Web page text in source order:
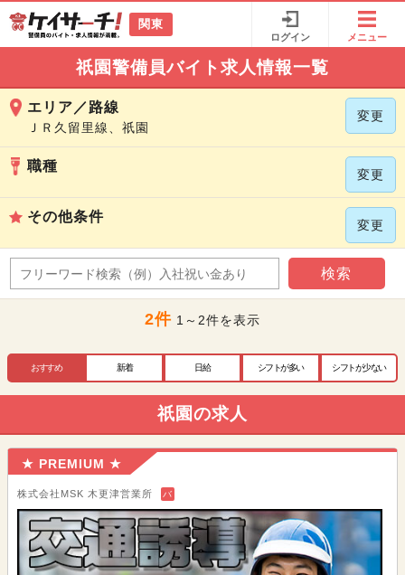
関東
ログイン メニュー
祇園警備員バイト求人情報一覧
エリア／路線
ＪＲ久留里線、祇園
変更
職種
変更
その他条件
変更
検索
2件 1～2件を表示
おすすめ 新着 日給 シフトが多い シフトが少ない
祇園の求人
★ PREMIUM ★
株式会社MSK 木更津営業所 バ